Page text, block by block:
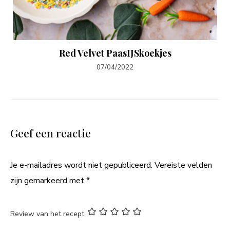
Red Velvet PaasIJSkoekjes
07/04/2022
Geef een reactie
Je e-mailadres wordt niet gepubliceerd. Vereiste velden
zijn gemarkeerd met*
Review van het recept